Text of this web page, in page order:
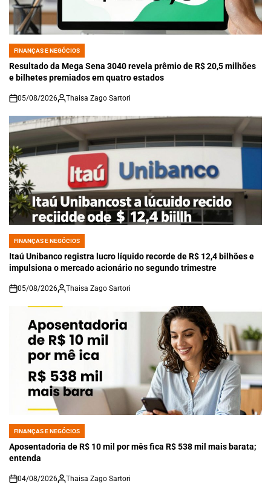
POSTED
IN
FINANÇAS E NEGÓCIOS
Resultado da Mega Sena 3040 revela prêmio de R$ 20,5 milhões
e bilhetes premiados em quatro estados
on
05/08/2026 Thaisa Zago Sartori
POSTED
IN
FINANÇAS E NEGÓCIOS
Itaú Unibanco registra lucro líquido recorde de R$ 12,4 bilhões e
impulsiona o mercado acionário no segundo trimestre
on
05/08/2026 Thaisa Zago Sartori
POSTED
IN
FINANÇAS E NEGÓCIOS
Aposentadoria de R$ 10 mil por mês fica R$ 538 mil mais barata;
entenda
on
04/08/2026 Thaisa Zago Sartori